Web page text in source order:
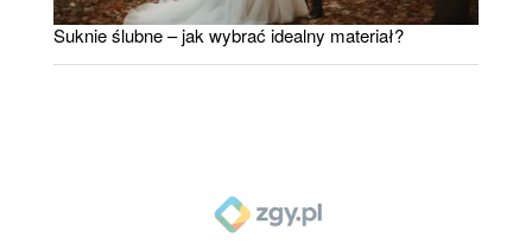
Suknie ślubne – jak wybrać idealny materiał?